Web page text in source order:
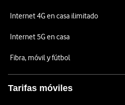
Internet 4G en casa ilimitado
Internet 5G en casa
Fibra, móvil y fútbol
Tarifas móviles